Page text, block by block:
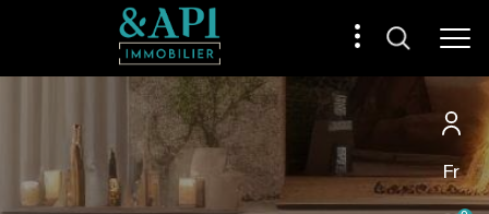
Fr